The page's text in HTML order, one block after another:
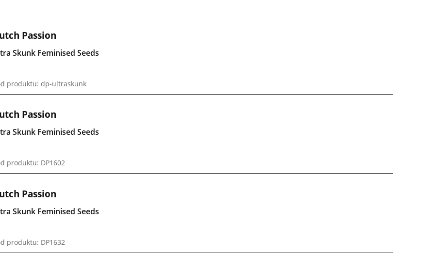
Passion
Skunk Feminised Seeds
produktu: dp-ultraskunk
Passion
Skunk Feminised Seeds
produktu: DP1602
Passion
Skunk Feminised Seeds
produktu: DP1632